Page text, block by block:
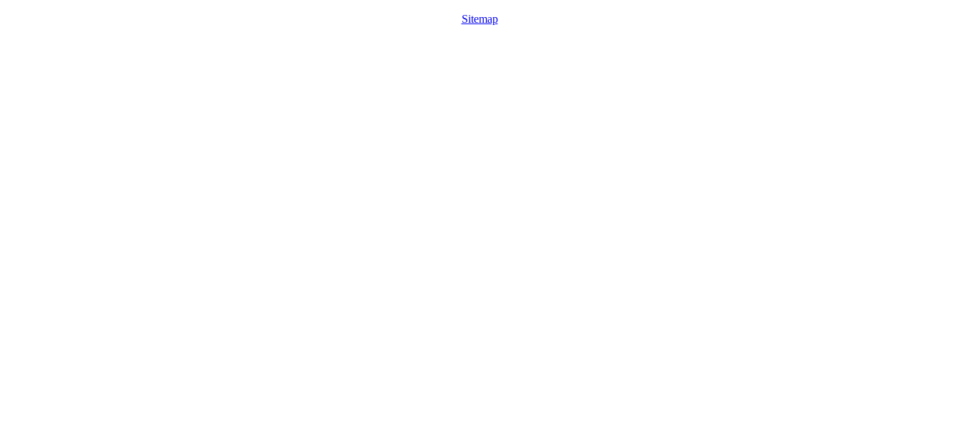
Sitemap